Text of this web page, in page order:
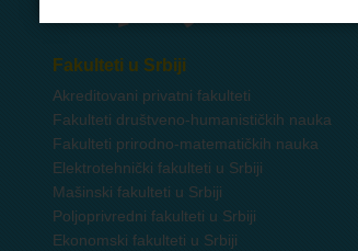
Fakulteti u Srbiji
Akreditovani privatni fakulteti
Fakulteti društveno-humanističkih nauka
Fakulteti prirodno-matematičkih nauka
Elektrotehnički fakulteti u Srbiji
Mašinski fakulteti u Srbiji
Poljoprivredni fakulteti u Srbiji
Ekonomski fakulteti u Srbiji